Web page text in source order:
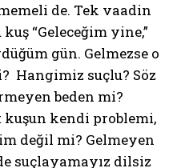
de. Tek vaadin
“Geleceğim yine,”
gün. Gelmezse o
Hangimiz suçlu? Söz
beden mi?
kendi problemi,
değil mi? Gelmeyen
suçlayamayız dilsiz